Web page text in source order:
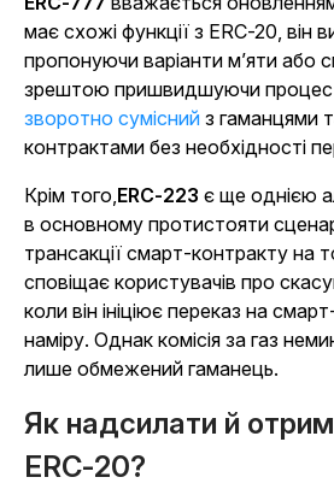
має схожі функції з ERC-20, він
пропонуючи варіанти м’яти або
зрештою пришвидшуючи процес
зворотно сумісний з гаманцями
контрактами без необхідності
Крім того, ERC-223 є ще однією
в основному протистояти
трансакції смарт-контракту на
сповіщає користувачів про
коли він ініціює переказ на
наміру. Однак комісія за газ
лише обмежений гаманець.
Як надсилати й
ERC-20?